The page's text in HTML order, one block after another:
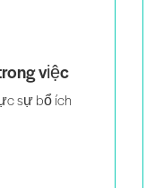
một
tính,việc